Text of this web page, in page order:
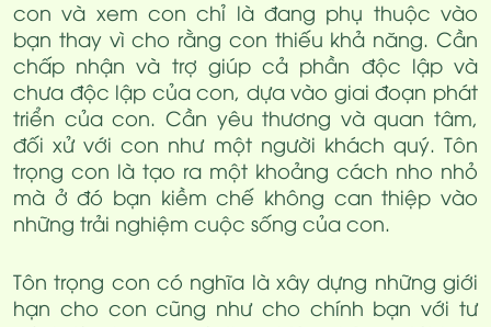
con và xem con chỉ là đang phụ thuộc vào
bạn thay vì cho rằng con thiếu khả năng. Cần
chấp nhận và trợ giúp cả phần độc lập và
chưa độc lập của con, dựa vào giai đoạn phát
triển của con. Cần yêu thương và quan tâm,
đối xử với con như một người khách quý. Tôn
trọng con là tạo ra một khoảng cách nho nhỏ
mà ở đó bạn kiềm chế không can thiệp vào
những trải nghiệm cuộc sống của con.
Tôn trọng con có nghĩa là xây dựng những giới
hạn cho con cũng như cho chính bạn với tư